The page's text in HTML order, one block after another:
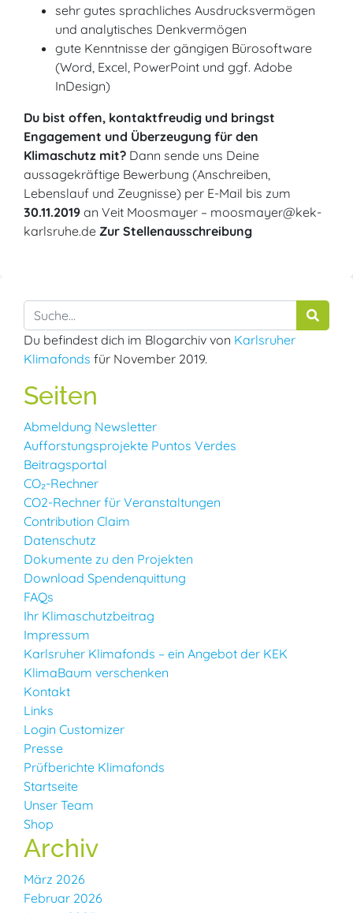
sehr gutes sprachliches Ausdrucksvermögen
und analytisches Denkvermögen
gute Kenntnisse der gängigen Bürosoftware
(Word, Excel, PowerPoint und ggf. Adobe
InDesign)
Du bist offen, kontaktfreudig und bringst
Engagement und Überzeugung für den
Klimaschutz mit? Dann sende uns Deine
aussagekräftige Bewerbung (Anschreiben,
Lebenslauf und Zeugnisse) per E-Mail bis zum
30.11.2019 an Veit Moosmayer – moosmayer@kek-
karlsruhe.de Zur Stellenausschreibung
Du befindest dich im Blogarchiv von Karlsruher
Klimafonds für November 2019.
Seiten
Abmeldung Newsletter
Aufforstungsprojekte Puntos Verdes
Beitragsportal
CO₂-Rechner
CO2-Rechner für Veranstaltungen
Contribution Claim
Datenschutz
Dokumente zu den Projekten
Download Spendenquittung
FAQs
Ihr Klimaschutzbeitrag
Impressum
Karlsruher Klimafonds – ein Angebot der KEK
KlimaBaum verschenken
Kontakt
Links
Login Customizer
Presse
Prüfberichte Klimafonds
Startseite
Unser Team
Shop
Archiv
März 2026
Februar 2026